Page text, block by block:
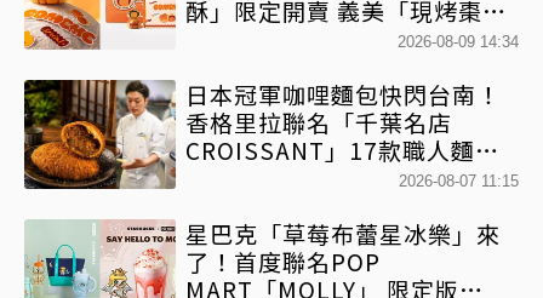
酥」限定開賣 義美「現烤棗泥
2026-08-09 14:34
日本冠軍咖哩麵包快閃台南！
香格里拉聯名「千葉名店
CROISSANT」17款職人麵包
2026-08-07 11:15
星巴克「草莓布蕾星冰樂」來
了！首度聯名POP
MART「MOLLY」 限定版